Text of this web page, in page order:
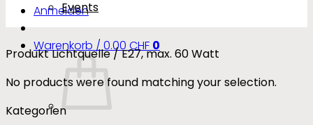
Anmelden
Warenkorb /0.00 CHF 0
Events
Produkt Lichtquelle/E27, max. 60 Watt
No products were found matching your selection.
Kategorien